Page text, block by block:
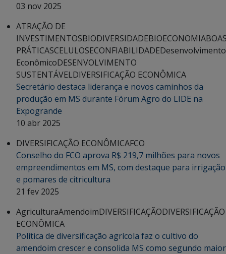
03 nov 2025
ATRAÇÃO DE
INVESTIMENTOSBIODIVERSIDADEBIOECONOMIA
PRÁTICASCELULOSECONFIABILIDADEDesenvolvimento
EconômicoDESENVOLVIMENTO
SUSTENTÁVELDIVERSIFICAÇÃO ECONÔMICA
Secretário destaca liderança e novos caminhos da
produção em MS durante Fórum Agro do LIDE na
Expogrande
10 abr 2025
DIVERSIFICAÇÃO ECONÔMICAFCO
Conselho do FCO aprova R$ 219,7 milhões para novos
empreendimentos em MS, com destaque para irrigação
e pomares de citricultura
21 fev 2025
AgriculturaAmendoimDIVERSIFICAÇÃODIVERSIFICAÇÃO
ECONÔMICA
Política de diversificação agrícola faz o cultivo do
amendoim crescer e consolida MS como segundo maior